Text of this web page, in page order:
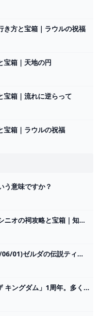
き方と宝箱｜ラウルの祝福
宝箱｜天地の円
宝箱｜流れに逆らって
宝箱｜ラウルの祝福
う意味ですか？
【ティアキン】ジオシニオの祠攻略と宝箱｜知恵の輪【ゼルダの伝説ティアーズオブザキングダム】
【ゼルダの伝説ティアキン】2024/06/01)ゼルダの伝説ティアキンだけど、スプラトゥーン３の話も入る。 - YouTube
「ゼルダの伝説 ティアーズ オブ ザ キングダム」1周年。多くの人が夢中になったハイラルでの新しい冒険を振り返る - GAME Watch